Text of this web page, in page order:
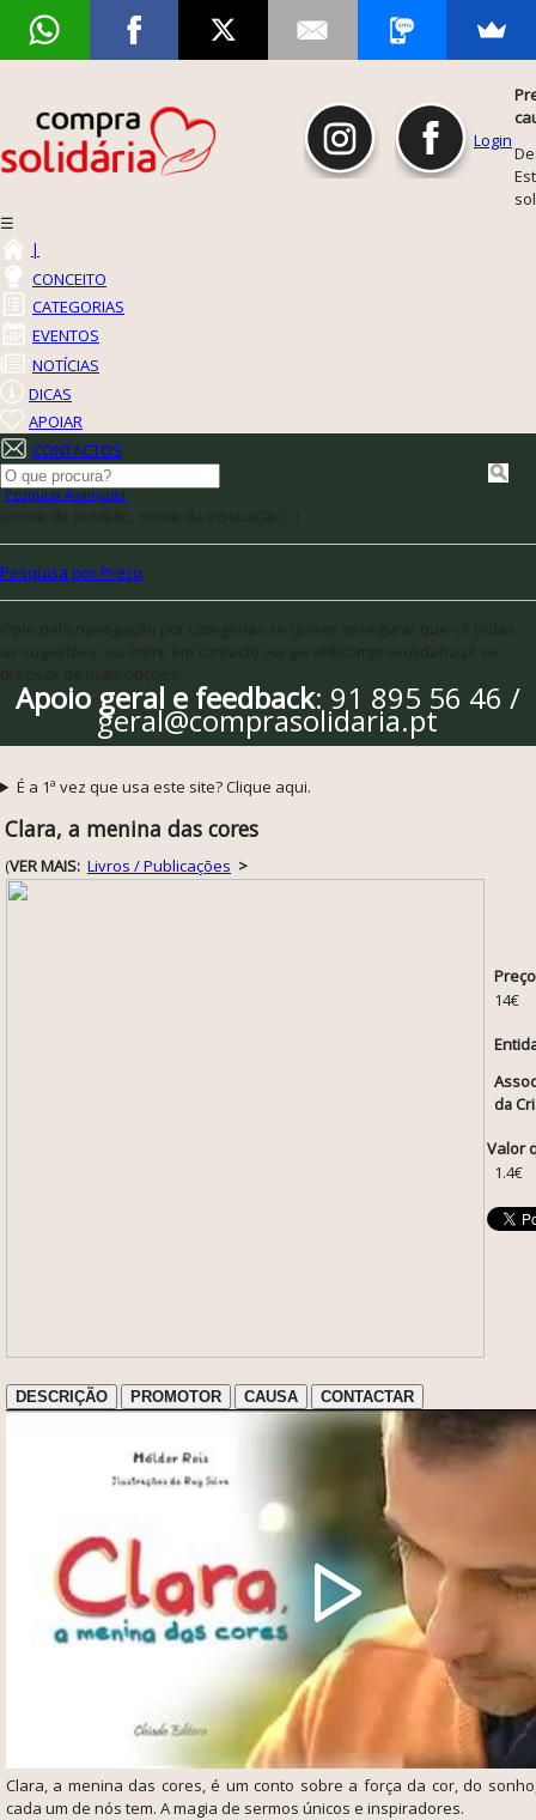
Login
☰
|
CONCEITO
CATEGORIAS
EVENTOS
NOTÍCIAS
DICAS
APOIAR
CONTACTOS
Pesquisa Avançada
Pesquisa por Preço
Apoio geral e feedback: 91 895 56 46 /
geral@comprasolidaria.pt
É a 1ª vez que usa este site? Clique aqui.
Clara, a menina das cores
(VER MAIS: Livros / Publicações >
14€
da
Valor
1.4€
DESCRIÇÃO PROMOTOR CAUSA CONTACTAR
Clara, a menina das cores, é um conto sobre a força da cor, do
cada um de nós tem. A magia de sermos únicos e inspiradores.